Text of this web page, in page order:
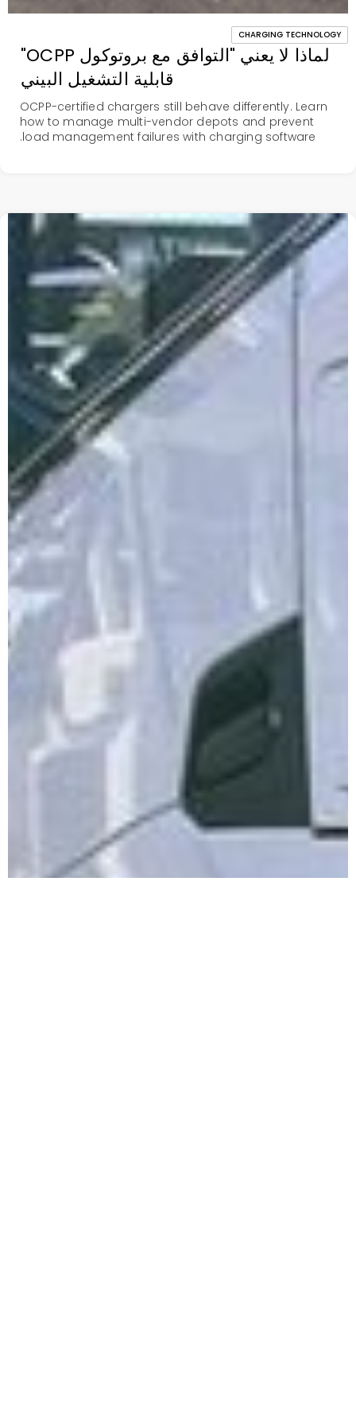
CHARGING TECHNOLOGY
لماذا لا يعني "التوافق مع بروتوكول OCPP"
قابلية التشغيل البيني
OCPP-certified chargers still behave differently. Learn
how to manage multi-vendor depots and prevent
load management failures with charging software.